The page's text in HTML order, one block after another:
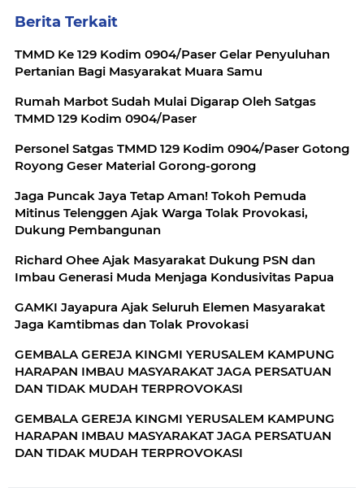
Berita Terkait
TMMD Ke 129 Kodim 0904/Paser Gelar Penyuluhan
Pertanian Bagi Masyarakat Muara Samu
Rumah Marbot Sudah Mulai Digarap Oleh Satgas
TMMD 129 Kodim 0904/Paser
Personel Satgas TMMD 129 Kodim 0904/Paser Gotong
Royong Geser Material Gorong-gorong
Jaga Puncak Jaya Tetap Aman! Tokoh Pemuda
Mitinus Telenggen Ajak Warga Tolak Provokasi,
Dukung Pembangunan
Richard Ohee Ajak Masyarakat Dukung PSN dan
Imbau Generasi Muda Menjaga Kondusivitas Papua
GAMKI Jayapura Ajak Seluruh Elemen Masyarakat
Jaga Kamtibmas dan Tolak Provokasi
GEMBALA GEREJA KINGMI YERUSALEM KAMPUNG
HARAPAN IMBAU MASYARAKAT JAGA PERSATUAN
DAN TIDAK MUDAH TERPROVOKASI
GEMBALA GEREJA KINGMI YERUSALEM KAMPUNG
HARAPAN IMBAU MASYARAKAT JAGA PERSATUAN
DAN TIDAK MUDAH TERPROVOKASI